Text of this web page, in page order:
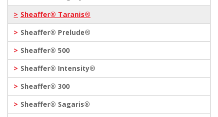
Sheaffer® Taranis®
Sheaffer® Prelude®
Sheaffer® 500
Sheaffer® Intensity®
Sheaffer® 300
Sheaffer® Sagaris®